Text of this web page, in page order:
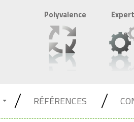
Polyvalence
e
RÉFÉRENCES